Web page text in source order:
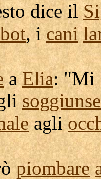
dice il
, icani
aElia: "Mi
soggiunse
agli
piombare